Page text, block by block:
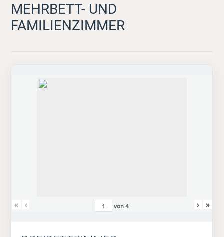
MEHRBETT- UND
FAMILIENZIMMER
« ‹ von4 › »